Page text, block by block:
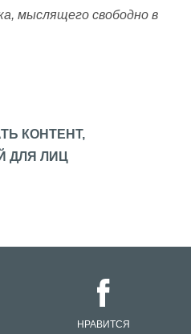
мыслящего свободно в
КОНТЕНТ,
ДЛЯ ЛИЦ
НРАВИТСЯ